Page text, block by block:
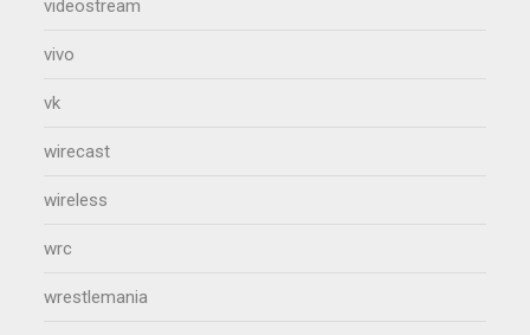
videostream
vivo
vk
wirecast
wireless
wrc
wrestlemania